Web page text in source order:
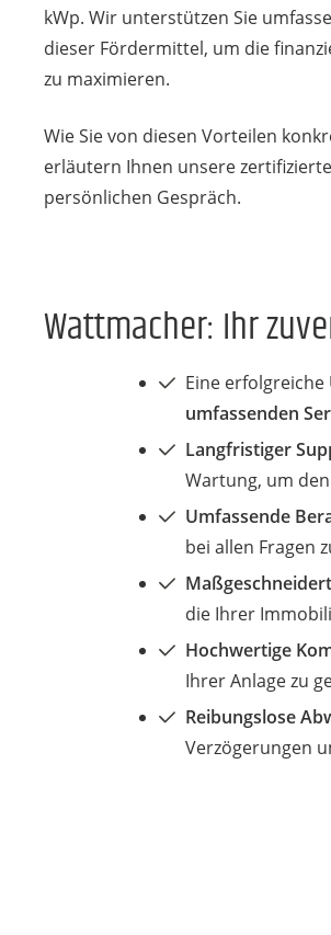
kWp. Wir unterstützen Sie
dieser Fördermittel, um die
zu maximieren.
Wie Sie von diesen Vorteilen
erläutern Ihnen unsere
persönlichen Gespräch.
Wattmacher: Ihr
Eine
umfassenden
Langfristiger
Wartung, um
Umfassende
bei allen Fragen
die Ihrer
Hochwertige
Ihrer Anlage zu
Reibungslose
Verzögerungen